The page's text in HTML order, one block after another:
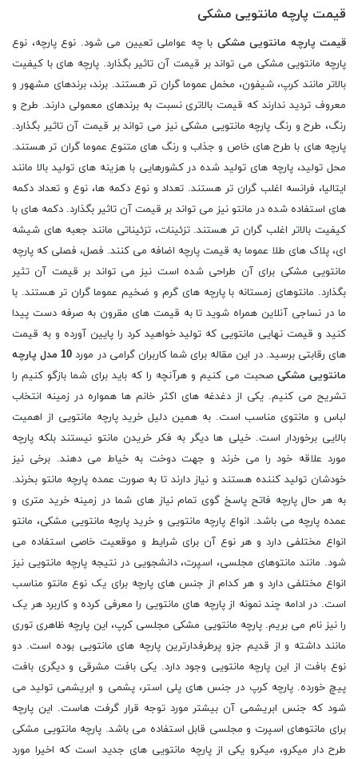
قیمت پارچه مانتویی مشکی
قیمت پارچه مانتویی مشکی با چه عواملی تعیین می شود. نوع پارچه، نوع
پارچه مانتویی مشکی می تواند بر قیمت آن تاثیر بگذارد. پارچه های با کیفیت
بالاتر مانند کرپ، شیفون، مخمل عموما گران تر هستند. برند، برندهای مشهور و
معروف تردید ندارند که قیمت بالاتری نسبت به برندهای معمولی دارند. طرح و
رنگ، طرح و رنگ پارچه مانتویی مشکی نیز می تواند بر قیمت آن تاثیر بگذارد.
پارچه های با طرح های خاص و جذاب و رنگ های متنوع عموما گران تر هستند.
محل تولید، پارچه های تولید شده در کشورهایی با هزینه های تولید بالا مانند
ایتالیا، فرانسه اغلب گران تر هستند. تعداد و نوع دکمه ها، نوع و تعداد دکمه
های استفاده شده در مانتو نیز می تواند بر قیمت آن تاثیر بگذارد. دکمه های با
کیفیت بالاتر اغلب گران تر هستند. تزئینات، تزئیناتی مانند جعبه های شیشه
ای، پلاک های طلا عموما به قیمت پارچه اضافه می کنند. فصل، فصلی که پارچه
مانتویی مشکی برای آن طراحی شده است نیز می تواند بر قیمت آن تثیر
بگذارد. مانتوهای زمستانه با پارچه های گرم و ضخیم عموما گران تر هستند. با
ما در نساجی آنلاین همراه شوید تا به قیمت های مقرون به صرفه دست پیدا
کنید و قیمت نهایی مانتویی که تولید خواهید کرد را پایین آورده و به قیمت
های رقابتی برسید. در این مقاله برای شما کاربران گرامی در مورد
10 مدل پارچه
مانتویی مشکی صحبت می کنیم و هرآنچه را که باید برای شما بازگو کنیم را
تشریح می کنیم. یکی از دغدغه های اکثر خانم ها همواره در زمینه انتخاب
لباس و مانتوی مناسب است. به همین دلیل خرید پارچه مانتویی از اهمیت
بالایی برخوردار است. خیلی ها دیگر به فکر خریدن مانتو نیستند بلکه پارچه
مورد علاقه خود را می خرند و جهت دوخت به خیاط می دهند. برخی نیز
خودشان تولید کننده هستند و نیاز دارند تا به صورت عمده پارچه مانتو بخرند.
به هر حال پارچه فاتح پاسخ گوی تمام نیاز های شما در زمینه خرید متری و
عمده پارچه می باشد. انواع پارچه مانتویی و خرید پارچه مانتویی مشکی، مانتو
انواع مختلفی دارد و هر نوع آن برای شرایط و موقعیت خاصی استفاده می
شود. مانند مانتوهای مجلسی، اسپرت، دانشجویی در نتیجه پارچه مانتویی نیز
انواع مختلفی دارد و هر کدام از جنس های پارچه برای یک نوع مانتو مناسب
است. در ادامه چند نمونه از پارچه های مانتویی را معرفی کرده و کاربرد هر یک
را نیز نام می بریم. پارچه مانتویی مشکی مجلسی کرپ، این پارچه ظاهری توری
مانند داشته و از قدیم جزو پرطرفدارترین پارچه های مانتویی بوده است. دو
نوع بافت از این پارچه مانتویی وجود دارد. یکی بافت مشرقی و دیگری بافت
پیچ خورده. پارچه کرپ در جنس های پلی استر، پشمی و ابریشمی تولید می
شود که جنس ابریشمی آن بیشتر مورد توجه قرار گرفت هاست. این پارچه
برای مانتوهای اسپرت و مجلسی قابل استفاده می باشد. پارچه مانتویی مشکی
طرح دار میکرو، میکرو یکی از پارچه مانتویی های جدید است که اخیرا مورد